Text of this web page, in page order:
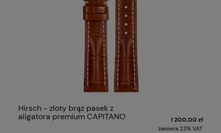
Hirsch - złoty brąz pasek z
aligatora premium CAPITANO
1 200,00 zł
zawiera 23% VAT